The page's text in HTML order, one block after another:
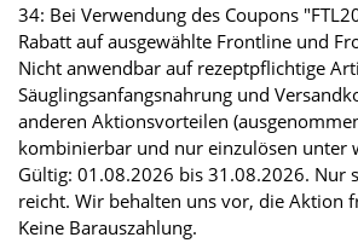
34: Bei Verwendung des Coupons
Rabatt auf ausgewählte Frontline und
Nicht anwendbar auf rezeptpflichtige
Säuglingsanfangsnahrung und
anderen Aktionsvorteilen
kombinierbar und nur einzulösen unter
Gültig: 01.08.2026 bis 31.08.2026. Nur
reicht. Wir behalten uns vor, die Aktion
Keine Barauszahlung.